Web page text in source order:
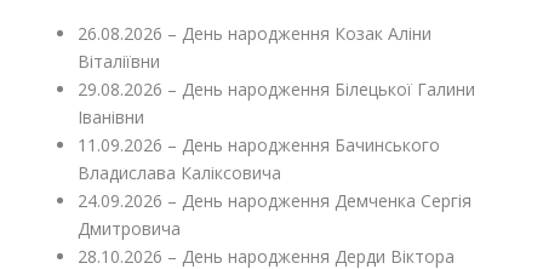
26.08.2026 – День народження Козак Аліни
Віталіївни
29.08.2026 – День народження Білецької Галини
Іванівни
11.09.2026 – День народження Бачинського
Владислава Каліксовича
24.09.2026 – День народження Демченка Сергія
Дмитровича
28.10.2026 – День народження Дерди Віктора